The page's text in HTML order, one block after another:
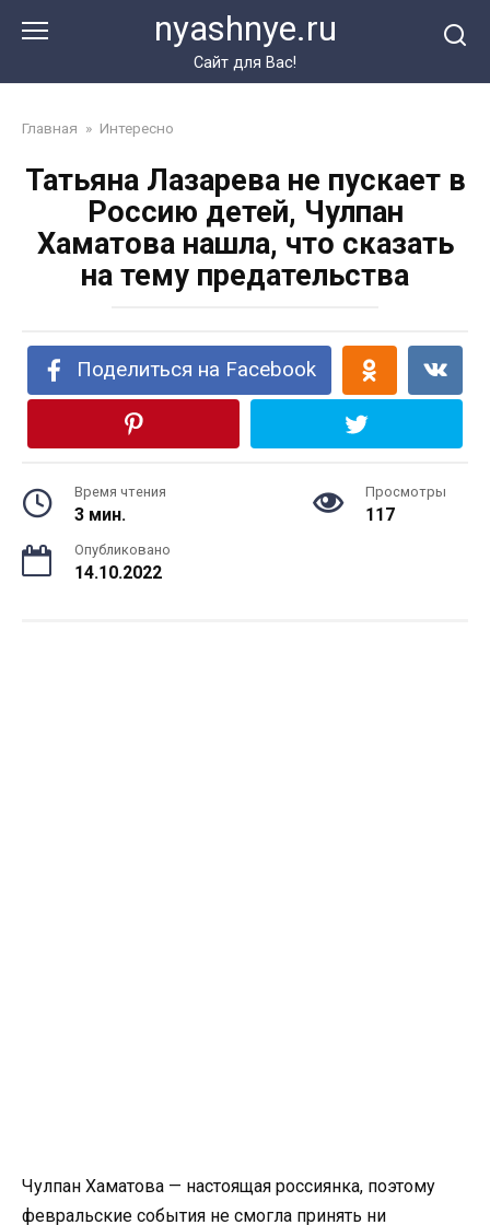
nyashnye.ru
Сайт для Вас!
Главная » Интересно
Татьяна Лазарева не пускает в
Россию детей, Чулпан
Хаматова нашла, что сказать
на тему предательства
Поделиться на Facebook
Время чтения
3 мин.
Просмотры
117
Опубликовано
14.10.2022
Чулпан Хаматова — настоящая россиянка, поэтому
февральские события не смогла принять ни